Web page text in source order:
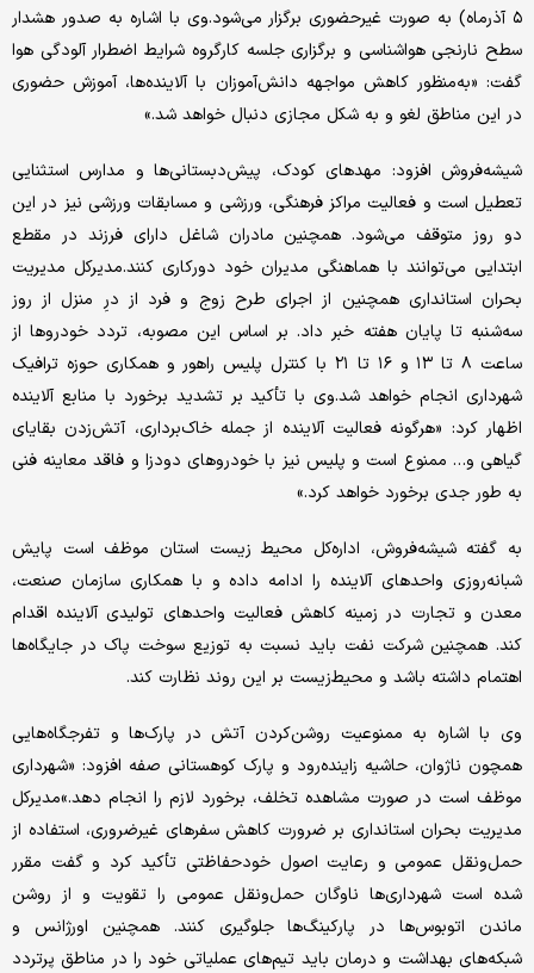
۵ آذرماه) به صورت غیرحضوری برگزار می‌شود.وی با اشاره به صدور هشدار
سطح نارنجی هواشناسی و برگزاری جلسه کارگروه شرایط اضطرار آلودگی هوا
گفت: «به‌منظور کاهش مواجهه دانش‌آموزان با آلاینده‌ها، آموزش حضوری
در این مناطق لغو و به شکل مجازی دنبال خواهد شد.»
شیشه‌فروش افزود: مهدهای کودک، پیش‌دبستانی‌ها و مدارس استثنایی
تعطیل است و فعالیت مراکز فرهنگی، ورزشی و مسابقات ورزشی نیز در این
دو روز متوقف می‌شود. همچنین مادران شاغل دارای فرزند در مقطع
ابتدایی می‌توانند با هماهنگی مدیران خود دورکاری کنند.مدیرکل مدیریت
بحران استانداری همچنین از اجرای طرح زوج و فرد از درِ منزل از روز
سه‌شنبه تا پایان هفته خبر داد. بر اساس این مصوبه، تردد خودروها از
ساعت ۸ تا ۱۳ و ۱۶ تا ۲۱ با کنترل پلیس راهور و همکاری حوزه ترافیک
شهرداری انجام خواهد شد.وی با تأکید بر تشدید برخورد با منابع آلاینده
اظهار کرد: «هرگونه فعالیت آلاینده از جمله خاک‌برداری، آتش‌زدن بقایای
گیاهی و… ممنوع است و پلیس نیز با خودروهای دودزا و فاقد معاینه فنی
به طور جدی برخورد خواهد کرد.»
به گفته شیشه‌فروش، اداره‌کل محیط زیست استان موظف است پایش
شبانه‌روزی واحدهای آلاینده را ادامه داده و با همکاری سازمان صنعت،
معدن و تجارت در زمینه کاهش فعالیت واحدهای تولیدی آلاینده اقدام
کند. همچنین شرکت نفت باید نسبت به توزیع سوخت پاک در جایگاه‌ها
اهتمام داشته باشد و محیط‌زیست بر این روند نظارت کند.
وی با اشاره به ممنوعیت روشن‌کردن آتش در پارک‌ها و تفرجگاه‌هایی
همچون ناژوان، حاشیه زاینده‌رود و پارک کوهستانی صفه افزود: «شهرداری
موظف است در صورت مشاهده تخلف، برخورد لازم را انجام دهد.»مدیرکل
مدیریت بحران استانداری بر ضرورت کاهش سفرهای غیرضروری، استفاده از
حمل‌ونقل عمومی و رعایت اصول خودحفاظتی تأکید کرد و گفت مقرر
شده است شهرداری‌ها ناوگان حمل‌ونقل عمومی را تقویت و از روشن
ماندن اتوبوس‌ها در پارکینگ‌ها جلوگیری کنند. همچنین اورژانس و
شبکه‌های بهداشت و درمان باید تیم‌های عملیاتی خود را در مناطق پرتردد